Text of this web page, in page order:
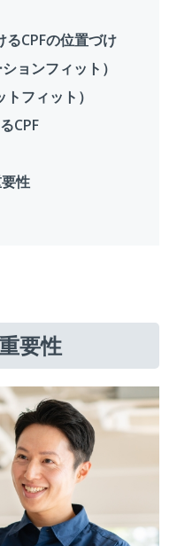
CPFの位置づけ
ョンフィット）
フィット）
CPF
性
要性